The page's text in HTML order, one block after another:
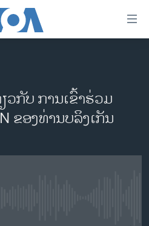
ະລັດ 2024
ວກັບ ການເຂົ້າຮ່ວມ
ຂອງທ່ານບລິງເກັນ